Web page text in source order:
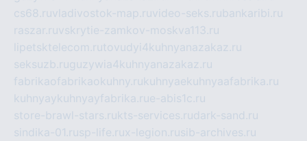
cs68.ruvladivostok-map.ruvideo-seks.rubankaribi.ru
raszar.ruvskrytie-zamkov-moskva113.ru
lipetsktelecom.rutovudyi4kuhnyanazakaz.ru
seksuzb.ruguzywia4kuhnyanazakaz.ru
fabrikaofabrikaokuhny.rukuhnyaekuhnyaafabrika.ru
kuhnyaykuhnyayfabrika.rue-abis1c.ru
store-brawl-stars.rukts-services.rudark-sand.ru
sindika-01.rusp-life.rux-legion.rusib-archives.ru